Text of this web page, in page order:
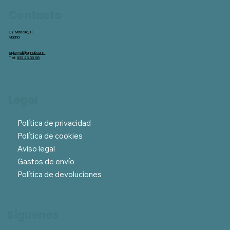
Política de privacidad
Política de cookies
Aviso legal
Gastos de envío
Política de devoluciones
C/ Madera, 11
Madrid
spicyyuli@gmail.com
Tel:633 25 30 58